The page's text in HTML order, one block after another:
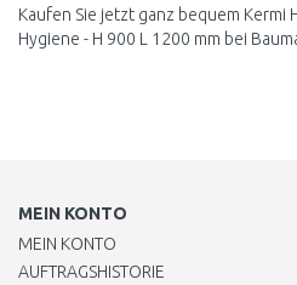
Kaufen Sie jetzt ganz bequem Kermi
Hygiene - H 900 L 1200 mm bei
MEIN KONTO
MEIN KONTO
AUFTRAGSHISTORIE